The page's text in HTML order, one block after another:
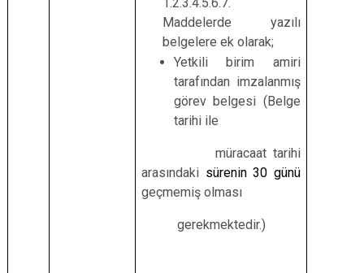
Maddelerde yazılı
belgelere ek olarak;
Yetkili birim amiri
tarafından imzalanmış
görev belgesi (Belge
tarihi ile
müracaat tarihi
arasındaki sürenin 30 günü
geçmemiş olması
gerekmektedir.)